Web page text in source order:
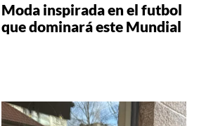
Moda inspirada en el futbol
que dominará este Mundial